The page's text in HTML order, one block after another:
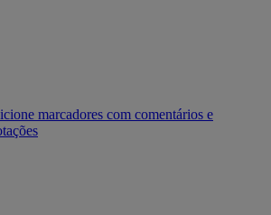
marcadores com comentários e